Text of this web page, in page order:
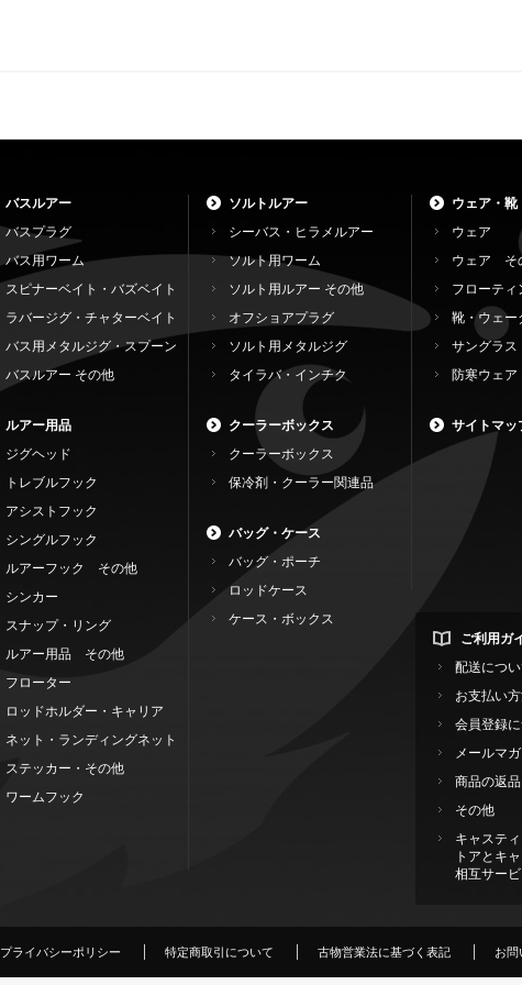
バスルアー
バスプラグ
バス用ワーム
スピナーベイト・バズベイト
ラバージグ・チャターベイト
バス用メタルジグ・スプーン
バスルアー その他
ルアー用品
ジグヘッド
トレブルフック
アシストフック
シングルフック
ルアーフック その他
シンカー
スナップ・リング
ルアー用品 その他
フローター
ロッドホルダー・キャリア
ネット・ランディングネット
ステッカー・その他
ワームフック
ソルトルアー
シーバス・ヒラメルアー
ソルト用ワーム
ソルト用ルアー その他
オフショアプラグ
ソルト用メタルジグ
タイラバ・インチク
クーラーボックス
クーラーボックス
保冷剤・クーラー関連品
バッグ・ケース
バッグ・ポーチ
ロッドケース
ケース・ボックス
ウェア・靴
ウェア
ウェア そ
フローティ
靴・ウェー
サングラス
防寒ウェア
サイトマッ
ご利用ガ
配送につ
お支払い
会員登録
メールマ
商品の返
その他
キャステ
トアとキ
相互サー
プライバシーポリシー 特定商取引について 古物営業法に基づく表記 お問